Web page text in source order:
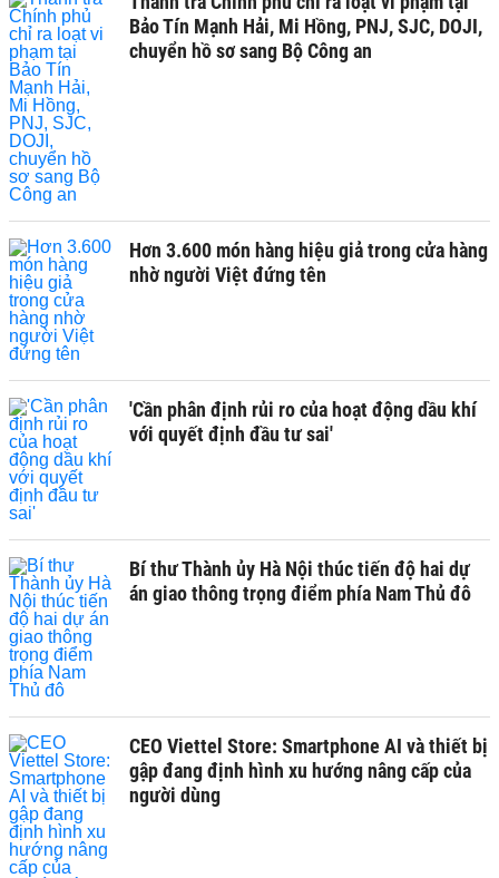
Bảo Tín Mạnh Hải, Mi Hồng, PNJ, SJC, DOJI,
chuyển hồ sơ sang Bộ Công an
Hơn 3.600 món hàng hiệu giả trong cửa hàng
nhờ người Việt đứng tên
'Cần phân định rủi ro của hoạt động dầu khí
với quyết định đầu tư sai'
Bí thư Thành ủy Hà Nội thúc tiến độ hai dự
án giao thông trọng điểm phía Nam Thủ đô
CEO Viettel Store: Smartphone AI và thiết bị
gập đang định hình xu hướng nâng cấp của
người dùng